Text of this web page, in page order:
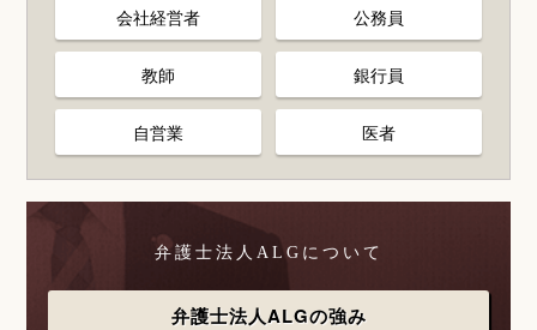
会社経営者 公務員
教師 銀行員
自営業 医者
弁護士法人ALGについて
弁護士法人ALGの強み